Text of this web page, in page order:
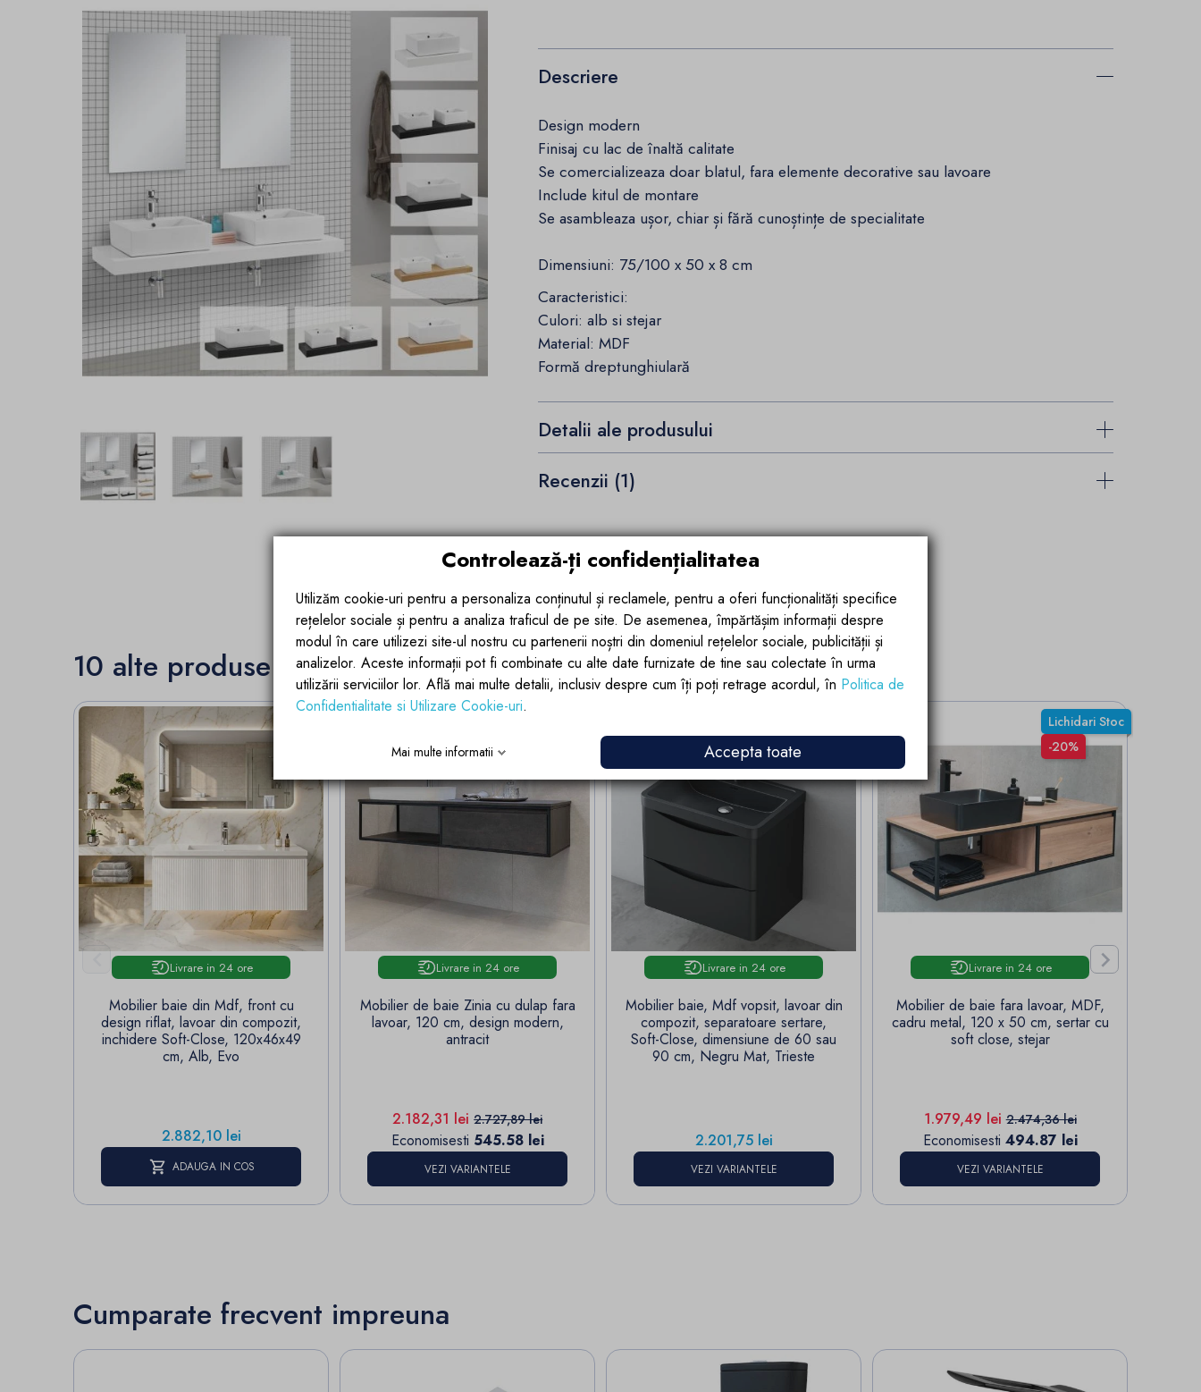
Descriere
Design modern
Finisaj cu lac de înaltă calitate
Se comercializeaza doar blatul, fara elemente decorative sau lavoare
Include kitul de montare
Se asambleaza ușor, chiar și fără cunoștințe de specialitate
Dimensiuni: 75/100 x 50 x 8 cm
Caracteristici:
Culori: alb si stejar
Material: MDF
Formă dreptunghiulară
Detalii ale produsului
Recenzii (1)
10 alte produse in aceeasi categorie:
 Livrare in 24 ore
Mobilier baie din Mdf, front cu
design riflat, lavoar din compozit,
inchidere Soft-Close, 120x46x49
cm, Alb, Evo
Pret
2.882,10 lei
ADAUGA IN COS
Livrare in 24 ore
Mobilier de baie Zinia cu dulap fara
lavoar, 120 cm, design modern,
antracit
Pret
2.182,31 leiPret de baza
2.727,89 lei
Economisesti 545.58 lei
VEZI VARIANTELE
Livrare in 24 ore
Mobilier baie, Mdf vopsit, lavoar din
compozit, separatoare sertare,
Soft-Close, dimensiune de 60 sau
90 cm, Negru Mat, Trieste
Pret
2.201,75 lei
VEZI VARIANTELE
Lichidari Stoc
-20%
Livrare in 24 ore
Mobilier de baie fara lavoar, MDF,
cadru metal, 120 x 50 cm, sertar cu
soft close, stejar
Pret
1.979,49 leiPret de baza
2.474,36 lei
Economisesti 494.87 lei
VEZI VARIANTELE

Cumparate frecvent impreuna
Controlează-ți confidențialitatea
Utilizăm cookie-uri pentru a personaliza conținutul și reclamele, pentru a oferi funcționalități specifice
rețelelor sociale și pentru a analiza traficul de pe site. De asemenea, împărtășim informații despre
modul în care utilizezi site-ul nostru cu partenerii noștri din domeniul rețelelor sociale, publicității și
analizelor. Aceste informații pot fi combinate cu alte date furnizate de tine sau colectate în urma
utilizării serviciilor lor. Află mai multe detalii, inclusiv despre cum îți poți retrage acordul, în Politica de
Confidentialitate si Utilizare Cookie-uri.
Mai multe informatii Accepta toate